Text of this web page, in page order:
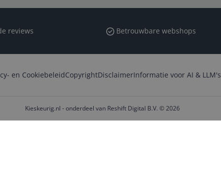
reviews Betrouwbare webshops
en CookiebeleidCopyrightDisclaimerInformatie voor AI & LLM's
Kieskeurig.nl - onderdeel van Reshift Digital B.V. © 2026